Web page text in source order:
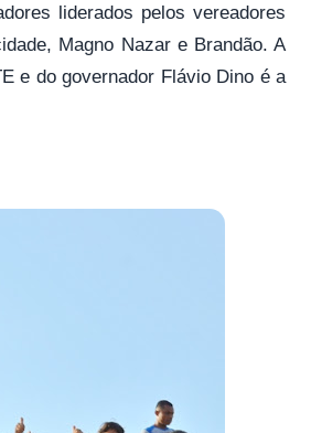
liderados pelos vereadores
Magno Nazar e Brandão. A
e do governador Flávio Dino é a